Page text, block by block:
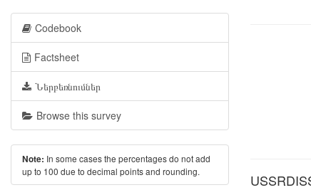
Codebook
Factsheet
Ներբեռնումներ
Browse this survey
Note: In some cases the percentages do not add
up to 100 due to decimal points and rounding.